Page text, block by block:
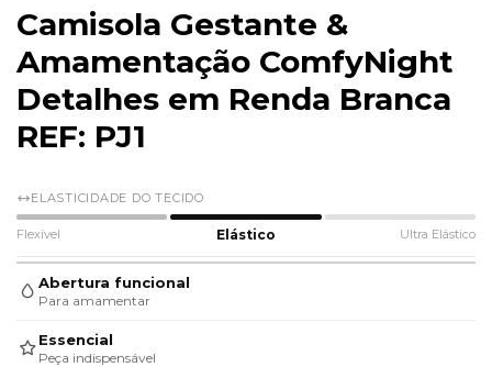
Camisola Gestante &
Amamentação ComfyNight
Detalhes em Renda Branca
REF: PJ1
ELASTICIDADE DO TECIDO
Flexível Elástico Ultra Elástico
Abertura funcional
Para amamentar
Essencial
Peça indispensável